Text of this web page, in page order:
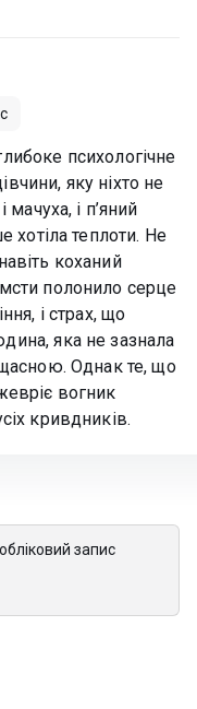
психологічне
яку ніхто не
і п’яний
хотіла теплоти. Не
коханий
полонило серце
і страх, що
яка не зазнала
Однак те, що
вогник
кривдників.
запис